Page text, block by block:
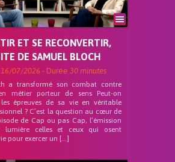
ET SE RECONVERTIR,
DE SAMUEL BLOCH
16/07/2026 - Durée 30 minutes
a transformé son combat contre
métier porteur de sens Peut-on
épreuves de sa vie en véritable
? C’est la question au cœur de
de Cap ou pas Cap, l’émission
celles et ceux qui osent
pour exercer un […]